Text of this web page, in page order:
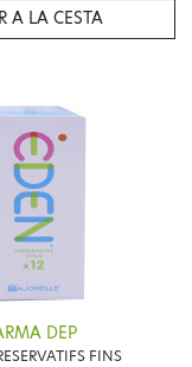
A LA CESTA
DEP
FINS